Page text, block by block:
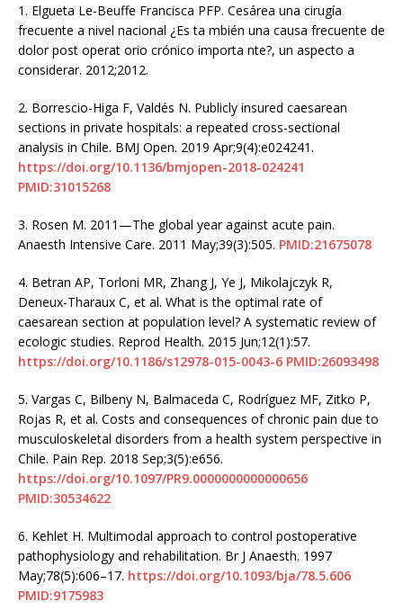
1. Elgueta Le-Beuffe Francisca PFP. Cesárea una cirugía
frecuente a nivel nacional ¿Es ta mbién una causa frecuente de
dolor post operat orio crónico importa nte?, un aspecto a
considerar. 2012;2012.
2. Borrescio-Higa F, Valdés N. Publicly insured caesarean
sections in private hospitals: a repeated cross-sectional
analysis in Chile. BMJ Open. 2019 Apr;9(4):e024241.
https://doi.org/10.1136/bmjopen-2018-024241
PMID:31015268
3. Rosen M. 2011—The global year against acute pain.
Anaesth Intensive Care. 2011 May;39(3):505. PMID:21675078
4. Betran AP, Torloni MR, Zhang J, Ye J, Mikolajczyk R,
Deneux-Tharaux C, et al. What is the optimal rate of
caesarean section at population level? A systematic review of
ecologic studies. Reprod Health. 2015 Jun;12(1):57.
https://doi.org/10.1186/s12978-015-0043-6 PMID:26093498
5. Vargas C, Bilbeny N, Balmaceda C, Rodríguez MF, Zitko P,
Rojas R, et al. Costs and consequences of chronic pain due to
musculoskeletal disorders from a health system perspective in
Chile. Pain Rep. 2018 Sep;3(5):e656.
https://doi.org/10.1097/PR9.0000000000000656
PMID:30534622
6. Kehlet H. Multimodal approach to control postoperative
pathophysiology and rehabilitation. Br J Anaesth. 1997
May;78(5):606–17. https://doi.org/10.1093/bja/78.5.606
PMID:9175983